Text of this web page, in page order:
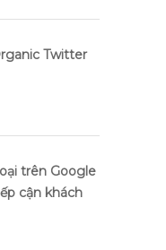
Twitter
trên Google
cận khách